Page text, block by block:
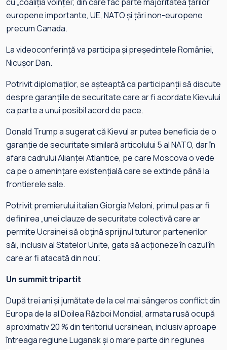
cu „coaliţia voinţei”, din care fac parte majoritatea ţărilor
europene importante, UE, NATO şi ţări non-europene
precum Canada.
La videoconferinţă va participa şi preşedintele României,
Nicuşor Dan.
Potrivit diplomaţilor, se aşteaptă ca participanţii să discute
despre garanţiile de securitate care ar fi acordate Kievului
ca parte a unui posibil acord de pace.
Donald Trump a sugerat că Kievul ar putea beneficia de o
garanţie de securitate similară articolului 5 al NATO, dar în
afara cadrului Alianţei Atlantice, pe care Moscova o vede
ca pe o ameninţare existenţială care se extinde până la
frontierele sale.
Potrivit premierului italian Giorgia Meloni, primul pas ar fi
definirea „unei clauze de securitate colectivă care ar
permite Ucrainei să obţină sprijinul tuturor partenerilor
săi, inclusiv al Statelor Unite, gata să acţioneze în cazul în
care ar fi atacată din nou”.
Un summit tripartit
După trei ani şi jumătate de la cel mai sângeros conflict din
Europa de la al Doilea Război Mondial, armata rusă ocupă
aproximativ 20 % din teritoriul ucrainean, inclusiv aproape
întreaga regiune Lugansk şi o mare parte din regiunea